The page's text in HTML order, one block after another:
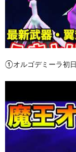
①オルゴデミーラ初